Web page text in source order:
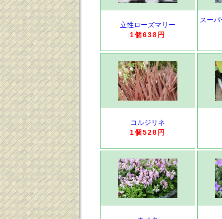
立性ローズマリー
1個638円
スー
コルジリネ
1個528円